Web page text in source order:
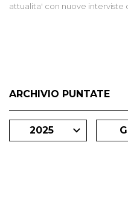
attualita' con nuove interviste
ARCHIVIO PUNTATE
2025